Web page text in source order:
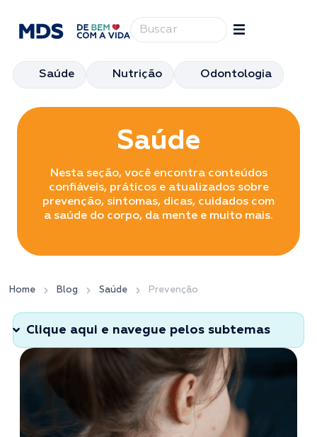
Saúde Nutrição Odontologia
Saúde
Nesta seção, você encontra conteúdos
confiáveis, práticos e atualizados sobre
prevenção, sintomas, dicas, cuidados com
a saúde do corpo, da mente e muito mais.
Home Blog Saúde Prevenção